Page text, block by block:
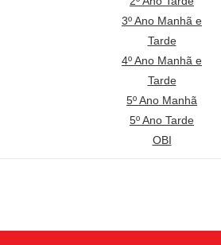
3º Ano Manhã e
Tarde
4º Ano Manhã e
Tarde
5º Ano Manhã
5º Ano Tarde
OBI